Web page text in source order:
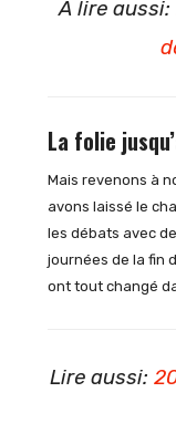
A lire aussi:
La folie
Mais revenons à
avons laissé le
les débats avec
journées de la fin
ont tout changé
Lire aussi: